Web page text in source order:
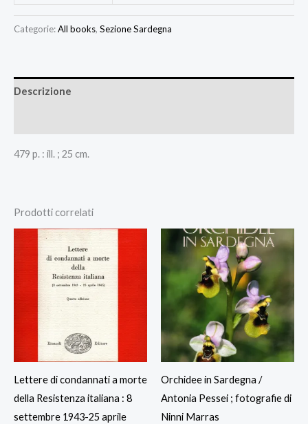
Categorie:All books, Sezione Sardegna
Descrizione
479 p. : ill. ; 25 cm.
Prodotti correlati
Lettere di condannati a morte
della Resistenza italiana : 8
settembre 1943-25 aprile
Orchidee in Sardegna /
Antonia Pessei ; fotografie di
Ninni Marras